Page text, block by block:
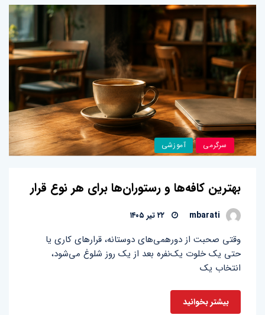
سرگرمی آموزشی
بهترین کافه‌ها و رستوران‌ها برای هر نوع قرار
mbarati
وقتی صحبت از دورهمی‌های دوستانه، قرارهای کاری یا
حتی یک خلوت یک‌نفره بعد از یک روز شلوغ می‌شود،
انتخاب یک
بیشتر بخوانید